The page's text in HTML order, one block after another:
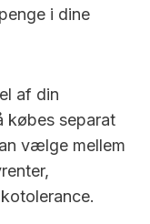
i dine
af din
købes separat
vælge mellem